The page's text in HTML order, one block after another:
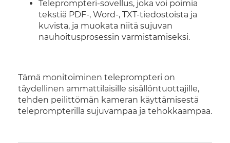
Teleprompteri-sovellus, joka voi poimia
tekstiä PDF-, Word-, TXT-tiedostoista ja
kuvista, ja muokata niitä sujuvan
nauhoitusprosessin varmistamiseksi.
Tämä monitoiminen teleprompteri on
täydellinen ammattilaisille sisällöntuottajille,
tehden peilittömän kameran käyttämisestä
teleprompterilla sujuvampaa ja tehokkaampaa.